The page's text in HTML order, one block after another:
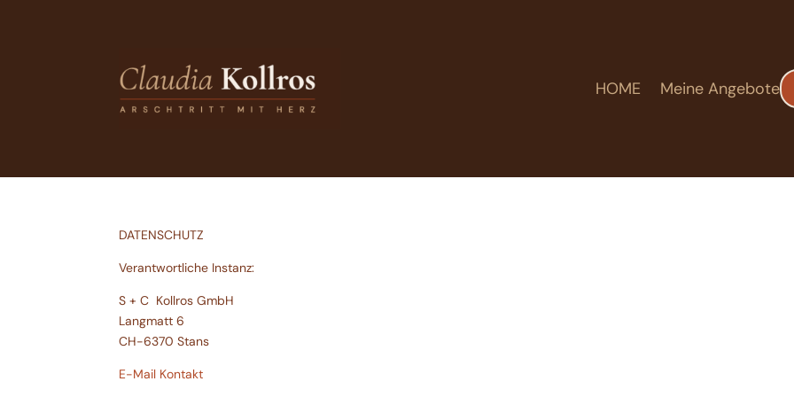
HOME Meine Angebote
DATENSCHUTZ
Verantwortliche Instanz:
S + C Kollros GmbH
Langmatt 6
CH-6370 Stans
E-Mail Kontakt